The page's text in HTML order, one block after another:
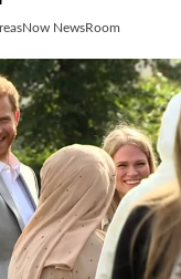
NewsRoom